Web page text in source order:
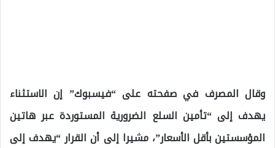
وقال المصرف في صفحته على “فيسبوك” إن الاستثناء
يهدف إلى “تأمين السلع الضرورية المستوردة عبر هاتين
المؤسستين بأقل الأسعار”، مشيرا إلى أن القرار “يهدف إلى